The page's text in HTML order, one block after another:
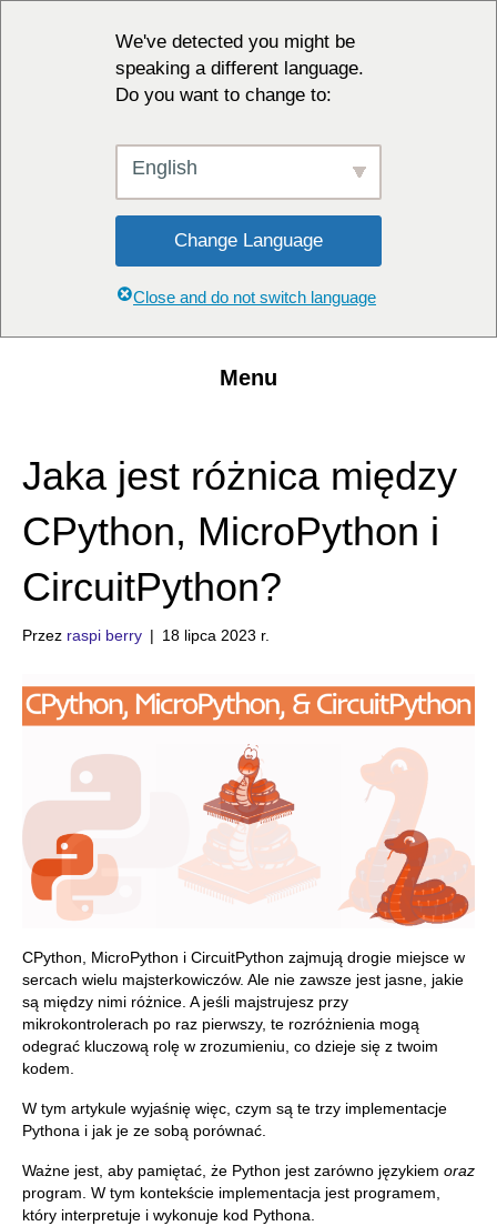
We've detected you might be
speaking a different language.
Do you want to change to:
English
Change Language
Close and do not switch language
Menu
Jaka jest różnica między
CPython, MicroPython i
CircuitPython?
Przez raspi berry | 18 lipca 2023 r.
CPython, MicroPython i CircuitPython zajmują drogie miejsce w
sercach wielu majsterkowiczów. Ale nie zawsze jest jasne, jakie
są między nimi różnice. A jeśli majstrujesz przy
mikrokontrolerach po raz pierwszy, te rozróżnienia mogą
odegrać kluczową rolę w zrozumieniu, co dzieje się z twoim
kodem.
W tym artykule wyjaśnię więc, czym są te trzy implementacje
Pythona i jak je ze sobą porównać.
Ważne jest, aby pamiętać, że Python jest zarówno językiem oraz
program. W tym kontekście implementacja jest programem,
który interpretuje i wykonuje kod Pythona.